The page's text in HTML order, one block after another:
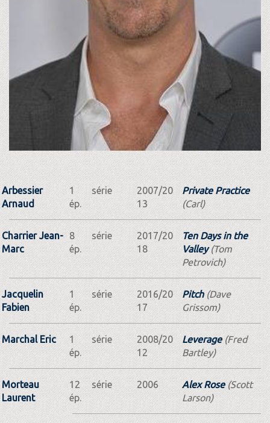
Arbessier
Arnaud
1
ép.
série
2007/20
13
Private Practice
(Carl)
Charrier Jean-
Marc
8
ép.
série
2017/20
18
Ten Days in the
Valley(Tom
Petrovich)
Jacquelin
Fabien
1
ép.
série
2016/20
17
Pitch(Dave
Grissom)
Marchal Eric
1
ép.
série
2008/20
12
Leverage(Fred
Bartley)
Morteau
Laurent
12
ép.
série 2006 Alex Rose(Scott
Larson)